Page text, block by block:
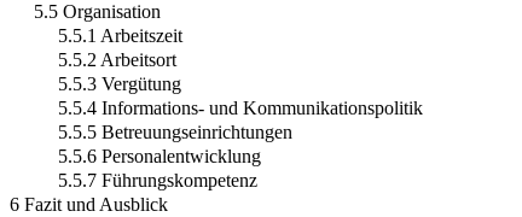
5.5 Organisation
5.5.1 Arbeitszeit
5.5.2 Arbeitsort
5.5.3 Vergütung
5.5.4 Informations- und Kommunikationspolitik
5.5.5 Betreuungseinrichtungen
5.5.6 Personalentwicklung
5.5.7 Führungskompetenz
6 Fazit und Ausblick